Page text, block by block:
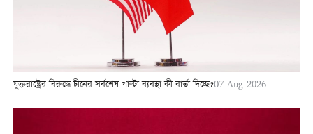
যুক্তরাষ্ট্রের বিরুদ্ধে চীনের সর্বশেষ পাল্টা ব্যবস্থা কী বার্তা দিচ্ছে?07-Aug-2026